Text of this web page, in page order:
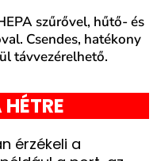
szűrővel, hűtő- és
Csendes, hatékony
távvezérelhető.
érzékeli a